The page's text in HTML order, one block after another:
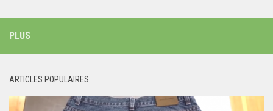
PLUS
ARTICLES POPULAIRES